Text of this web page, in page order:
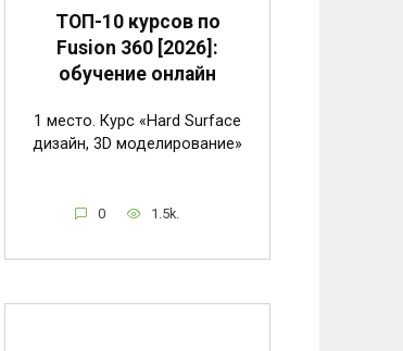
ТОП-10 курсов по
Fusion 360 [2026]:
обучение онлайн
1 место. Курс «Hard Surface
дизайн, 3D моделирование»
0 1.5k.